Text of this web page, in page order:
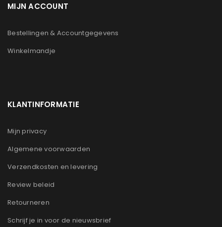
MIJN ACCOUNT
Bestellingen & Accountgegevens
Winkelmandje
KLANTINFORMATIE
Mijn privacy
Algemene voorwaarden
Verzendkosten en levering
Review beleid
Retourneren
Schrijf je in voor de nieuwsbrief